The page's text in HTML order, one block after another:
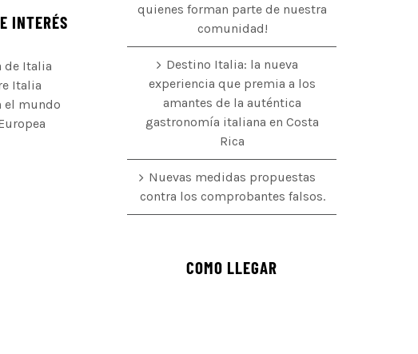
INTERÉS
de Italia
Italia
el mundo
quienes forman parte de nuestra
comunidad!
Destino Italia: la nueva
experiencia que premia a los
amantes de la auténtica
gastronomía italiana en Costa
Rica
Nuevas medidas propuestas
contra los comprobantes falsos.
COMO LLEGAR